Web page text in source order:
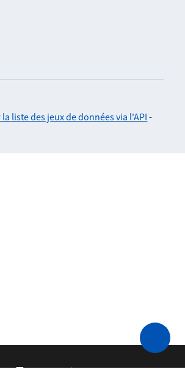
liste des jeux de données via l'API -